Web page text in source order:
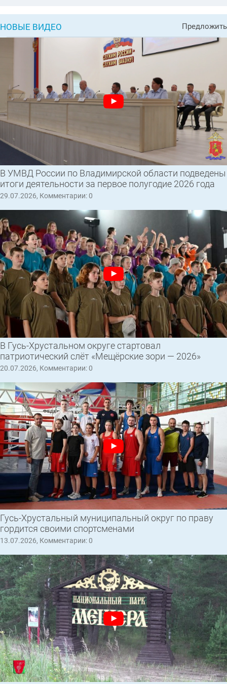
НОВЫЕ ВИДЕО Предложить
В УМВД России по Владимирской области подведены
итоги деятельности за первое полугодие 2026 года
29.07.2026, Комментарии: 0
В Гусь-Хрустальном округе стартовал
патриотический слёт «Мещёрские зори — 2026»
20.07.2026, Комментарии: 0
Гусь-Хрустальный муниципальный округ по праву
гордится своими спортсменами
13.07.2026, Комментарии: 0